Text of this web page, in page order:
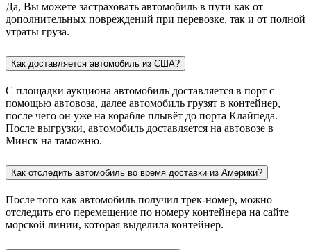
Да, Вы можете застраховать автомобиль в пути как от
дополнительных повреждений при перевозке, так и от полной
утраты груза.
Как доставляется автомобиль из США?
С площадки аукциона автомобиль доставляется в порт с
помощью автовоза, далее автомобиль грузят в контейнер,
после чего он уже на корабле плывёт до порта Клайпеда.
После выгрузки, автомобиль доставляется на автовозе в
Минск на таможню.
Как отследить автомобиль во время доставки из Америки?
После того как автомобиль получил трек-номер, можно
отследить его перемещение по номеру контейнера на сайте
морской линии, которая выделила контейнер.